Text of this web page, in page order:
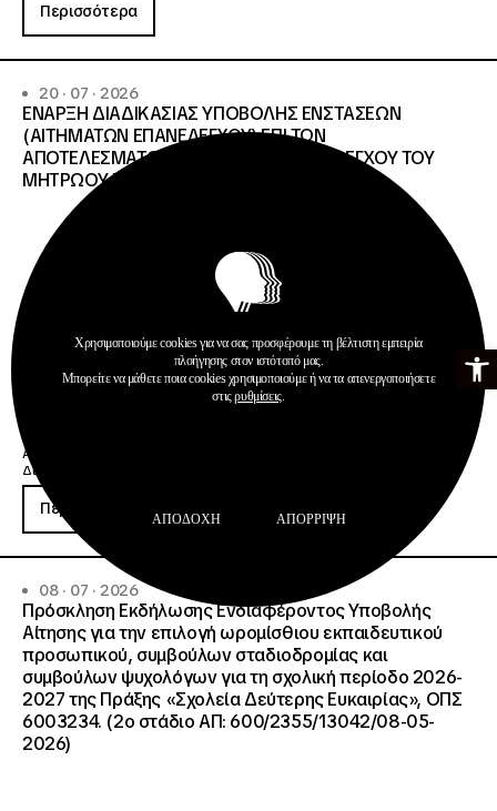
Ανοίξτε
Περισσότερα
20 · 07 · 2026
ΕΝΑΡΞΗ ΔΙΑΔΙΚΑΣΙΑΣ ΥΠΟΒΟΛΗΣ ΕΝΣΤΑΣΕΩΝ
(ΑΙΤΗΜΑΤΩΝ ΕΠΑΝΕΛΕΓΧΟΥ) ΕΠΙ ΤΩΝ
ΑΠΟΤΕΛΕΣΜΑΤΩΝ ΤΟΥ ΔΙΟΙΚΗΤΙΚΟΥ ΕΛΕΓΧΟΥ ΤΟΥ
ΜΗΤΡΩΟΥ Σ.Α.Ε.Κ. ΚΑΙ Ε.Σ.Κ.»
Ανακοινώσεις
Διαχείριση & Λειτουργία Δημοσίων ΙΕΚ
Περισσότερα
08 · 07 · 2026
Πρόσκληση Εκδήλωσης Ενδιαφέροντος Υποβολής
Αίτησης για την επιλογή ωρομίσθιου εκπαιδευτικού
προσωπικού, συμβούλων σταδιοδρομίας και
συμβούλων ψυχολόγων για τη σχολική περίοδο 2026-
2027 της Πράξης «Σχολεία Δεύτερης Ευκαιρίας», ΟΠΣ
6003234. (2ο στάδιο ΑΠ: 600/2355/13042/08-05-
2026)
Χρησιμοποιούμε cookies για να σας προσφέρουμε τη βέλτιστη εμπειρία
πλοήγησης στον ιστότοπό μας.
Μπορείτε να μάθετε ποια cookies χρησιμοποιούμε ή να τα απενεργοποιήσετε
στιςρυθμίσεις.
ΑΠΟΔΟΧΉ ΑΠΌΡΡΙΨΗ